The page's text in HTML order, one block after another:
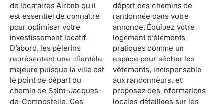
de locataires Airbnb qu’il
est essentiel de connaître
pour optimiser votre
investissement locatif.
D’abord, les pèlerins
représentent une clientèle
majeure puisque la ville est
le point de départ du
chemin de Saint-Jacques-
de-Compostelle. Ces
départ des chemins de
randonnée dans votre
annonce. Équipez votre
logement d’éléments
pratiques comme un
espace pour sécher les
vêtements, indispensable
aux randonneurs, et
proposez des informations
locales détaillées sur les